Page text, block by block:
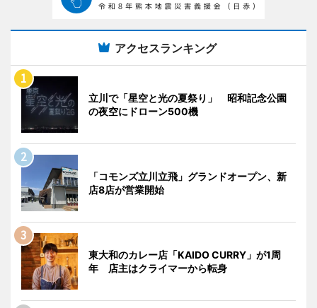
アクセスランキング
立川で「星空と光の夏祭り」 昭和記念公園
の夜空にドローン500機
「コモンズ立川立飛」グランドオープン、新
店8店が営業開始
東大和のカレー店「KAIDO CURRY」が1周
年 店主はクライマーから転身